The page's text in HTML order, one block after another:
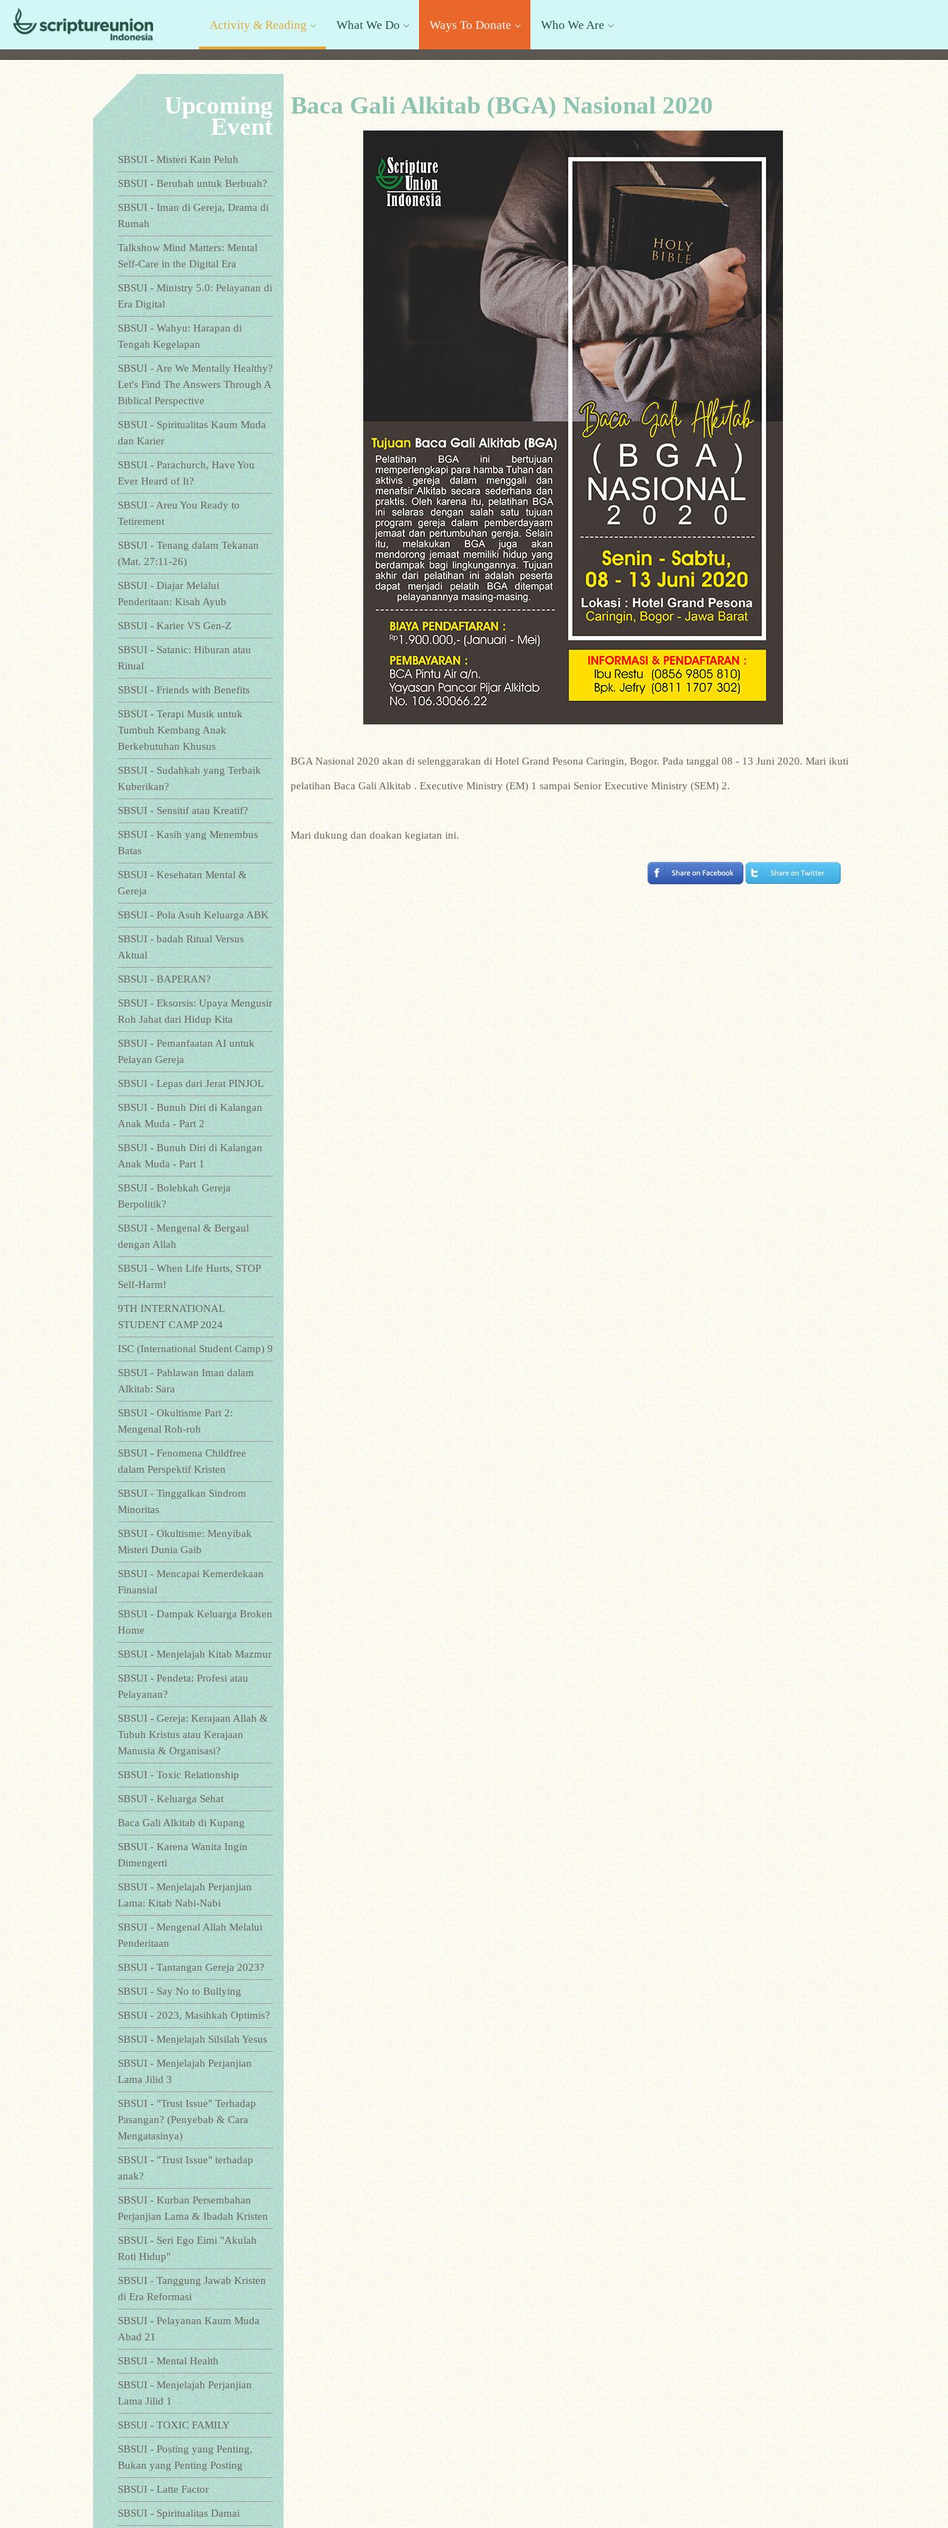
Activity & Reading What We Do Ways To Donate Who We Are
Upcoming
Event
SBSUI - Misteri Kain Peluh
SBSUI - Berubah untuk Berbuah?
SBSUI - Iman di Gereja, Drama di
Rumah
Talkshow Mind Matters: Mental
Self-Care in the Digital Era
SBSUI - Ministry 5.0: Pelayanan di
Era Digital
SBSUI - Wahyu: Harapan di
Tengah Kegelapan
SBSUI - Are We Mentally Healthy?
Let's Find The Answers Through A
Biblical Perspective
SBSUI - Spiritualitas Kaum Muda
dan Karier
SBSUI - Parachurch, Have You
Ever Heard of It?
SBSUI - Areu You Ready to
Tetirement
SBSUI - Tenang dalam Tekanan
(Mat. 27:11-26)
SBSUI - Diajar Melalui
Penderitaan: Kisah Ayub
SBSUI - Karier VS Gen-Z
SBSUI - Satanic: Hiburan atau
Ritual
SBSUI - Friends with Benefits
SBSUI - Terapi Musik untuk
Tumbuh Kembang Anak
Berkebutuhan Khusus
SBSUI - Sudahkah yang Terbaik
Kuberikan?
SBSUI - Sensitif atau Kreatif?
SBSUI - Kasih yang Menembus
Batas
SBSUI - Kesehatan Mental &
Gereja
SBSUI - Pola Asuh Keluarga ABK
SBSUI - badah Ritual Versus
Aktual
SBSUI - BAPERAN?
SBSUI - Eksorsis: Upaya Mengusir
Roh Jahat dari Hidup Kita
SBSUI - Pemanfaatan AI untuk
Pelayan Gereja
SBSUI - Lepas dari Jerat PINJOL
SBSUI - Bunuh Diri di Kalangan
Anak Muda - Part 2
SBSUI - Bunuh Diri di Kalangan
Anak Muda - Part 1
SBSUI - Bolehkah Gereja
Berpolitik?
SBSUI - Mengenal & Bergaul
dengan Allah
SBSUI - When Life Hurts, STOP
Self-Harm!
9TH INTERNATIONAL
STUDENT CAMP 2024
ISC (International Student Camp) 9
SBSUI - Pahlawan Iman dalam
Alkitab: Sara
SBSUI - Okultisme Part 2:
Mengenal Roh-roh
SBSUI - Fenomena Childfree
dalam Perspektif Kristen
SBSUI - Tinggalkan Sindrom
Minoritas
SBSUI - Okultisme: Menyibak
Misteri Dunia Gaib
SBSUI - Mencapai Kemerdekaan
Finansial
SBSUI - Dampak Keluarga Broken
Home
SBSUI - Menjelajah Kitab Mazmur
SBSUI - Pendeta: Profesi atau
Pelayanan?
SBSUI - Gereja: Kerajaan Allah &
Tubuh Kristus atau Kerajaan
Manusia & Organisasi?
SBSUI - Toxic Relationship
SBSUI - Keluarga Sehat
Baca Gali Alkitab di Kupang
SBSUI - Karena Wanita Ingin
Dimengerti
SBSUI - Menjelajah Perjanjian
Lama: Kitab Nabi-Nabi
SBSUI - Mengenal Allah Melalui
Penderitaan
SBSUI - Tantangan Gereja 2023?
SBSUI - Say No to Bullying
SBSUI - 2023, Masihkah Optimis?
SBSUI - Menjelajah Silsilah Yesus
SBSUI - Menjelajah Perjanjian
Lama Jilid 3
SBSUI - "Trust Issue" Terhadap
Pasangan? (Penyebab & Cara
Mengatasinya)
SBSUI - "Trust Issue" terhadap
anak?
SBSUI - Kurban Persembahan
Perjanjian Lama & Ibadah Kristen
SBSUI - Seri Ego Eimi "Akulah
Roti Hidup"
SBSUI - Tanggung Jawab Kristen
di Era Reformasi
SBSUI - Pelayanan Kaum Muda
Abad 21
SBSUI - Mental Health
SBSUI - Menjelajah Perjanjian
Lama Jilid 1
SBSUI - TOXIC FAMILY
SBSUI - Posting yang Penting,
Bukan yang Penting Posting
SBSUI - Latte Factor
SBSUI - Spiritualitas Damai
Baca Gali Alkitab (BGA) Nasional 2020
BGA Nasional 2020 akan di selenggarakan di Hotel Grand Pesona Caringin, Bogor. Pada tanggal 08 - 13 Juni 2020. Mari ikuti
pelatihan Baca Gali Alkitab . Executive Ministry (EM) 1 sampai Senior Executive Ministry (SEM) 2.
Mari dukung dan doakan kegiatan ini.